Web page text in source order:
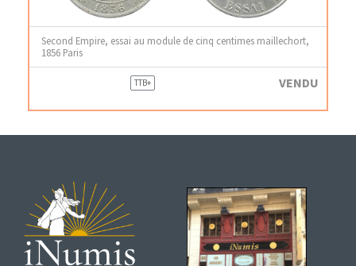
Second Empire, essai au module de cinq centimes maillechort,
1856 Paris
TTB+ VENDU